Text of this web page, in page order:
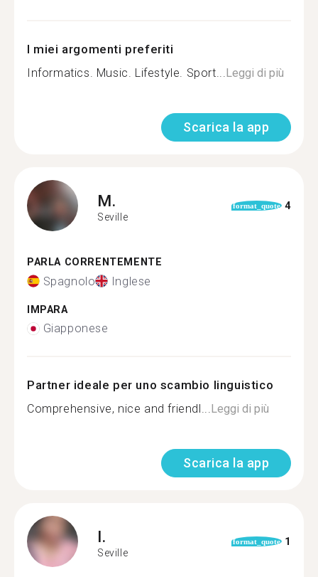
I miei argomenti preferiti
Informatics. Music. Lifestyle. Sport...Leggi di più
Scarica la app
M.
Seville
format_quote 4
PARLA CORRENTEMENTE
Spagnolo Inglese
IMPARA
Giapponese
Partner ideale per uno scambio linguistico
Comprehensive, nice and friendl...Leggi di più
Scarica la app
I.
Seville
format_quote 1